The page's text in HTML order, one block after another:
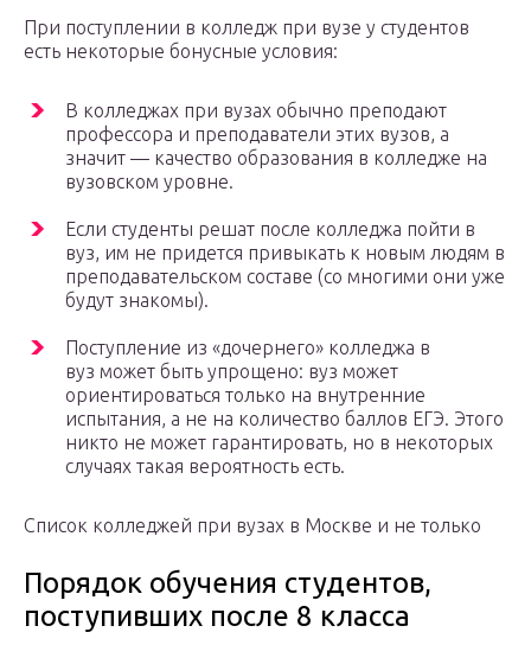
При поступлении в колледж при вузе у студентов
есть некоторые бонусные условия:
В колледжах при вузах обычно преподают
профессора и преподаватели этих вузов, а
значит — качество образования в колледже на
вузовском уровне.
Если студенты решат после колледжа пойти в
вуз, им не придется привыкать к новым людям в
преподавательском составе (со многими они уже
будут знакомы).
Поступление из «дочернего» колледжа в
вуз может быть упрощено: вуз может
ориентироваться только на внутренние
испытания, а не на количество баллов ЕГЭ. Этого
никто не может гарантировать, но в некоторых
случаях такая вероятность есть.
Список колледжей при вузах в Москве и не только
Порядок обучения студентов,
поступивших после 8 класса